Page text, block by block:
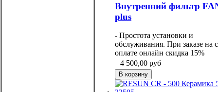
Внутренний фильтр
plus
- Простота установки и
обслуживания. При заказе на
оплате онлайн скидка 15%
4 500,00 руб